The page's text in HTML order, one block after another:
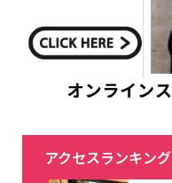
アクセスランキング